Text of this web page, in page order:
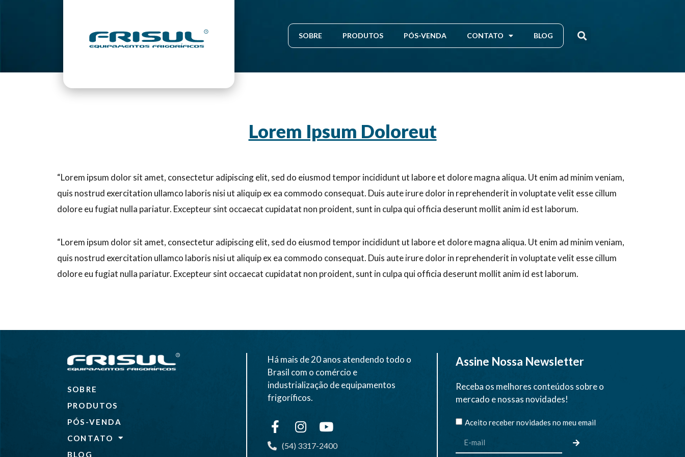
SOBRE PRODUTOS PÓS-VENDA CONTATO BLOG
Lorem Ipsum Doloreut
“Lorem ipsum dolor sit amet, consectetur adipiscing elit, sed do eiusmod tempor incididunt ut labore et dolore magna aliqua. Ut enim ad minim veniam,
quis nostrud exercitation ullamco laboris nisi ut aliquip ex ea commodo consequat. Duis aute irure dolor in reprehenderit in voluptate velit esse cillum
dolore eu fugiat nulla pariatur. Excepteur sint occaecat cupidatat non proident, sunt in culpa qui officia deserunt mollit anim id est laborum.
“Lorem ipsum dolor sit amet, consectetur adipiscing elit, sed do eiusmod tempor incididunt ut labore et dolore magna aliqua. Ut enim ad minim veniam,
quis nostrud exercitation ullamco laboris nisi ut aliquip ex ea commodo consequat. Duis aute irure dolor in reprehenderit in voluptate velit esse cillum
dolore eu fugiat nulla pariatur. Excepteur sint occaecat cupidatat non proident, sunt in culpa qui officia deserunt mollit anim id est laborum.
SOBRE
PRODUTOS
PÓS-VENDA
CONTATO
BLOG
Há mais de 20 anos atendendo todo o
Brasil com o comércio e
industrialização de equipamentos
frigoríficos.
(54) 3317-2400
Assine Nossa Newsletter
Receba os melhores conteúdos sobre o
mercado e nossas novidades!
Aceito receber novidades no meu email